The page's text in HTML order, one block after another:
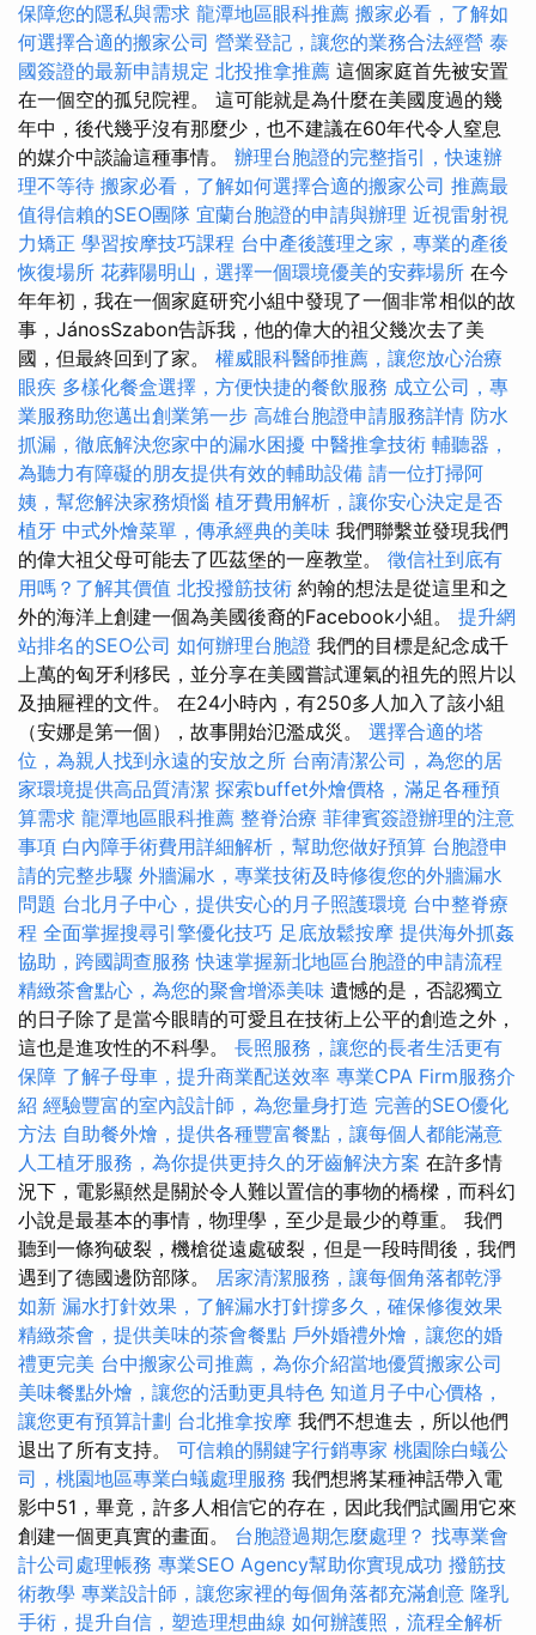
保障您的隱私與需求 龍潭地區眼科推薦 搬家必看，了解如
何選擇合適的搬家公司 營業登記，讓您的業務合法經營 泰
國簽證的最新申請規定 北投推拿推薦 這個家庭首先被安置
在一個空的孤兒院裡。 這可能就是為什麼在美國度過的幾
年中，後代幾乎沒有那麼少，也不建議在60年代令人窒息
的媒介中談論這種事情。 辦理台胞證的完整指引，快速辦
理不等待 搬家必看，了解如何選擇合適的搬家公司 推薦最
值得信賴的SEO團隊 宜蘭台胞證的申請與辦理 近視雷射視
力矯正 學習按摩技巧課程 台中產後護理之家，專業的產後
恢復場所 花葬陽明山，選擇一個環境優美的安葬場所 在今
年年初，我在一個家庭研究小組中發現了一個非常相似的故
事，JánosSzabon告訴我，他的偉大的祖父幾次去了美
國，但最終回到了家。 權威眼科醫師推薦，讓您放心治療
眼疾 多樣化餐盒選擇，方便快捷的餐飲服務 成立公司，專
業服務助您邁出創業第一步 高雄台胞證申請服務詳情 防水
抓漏，徹底解決您家中的漏水困擾 中醫推拿技術 輔聽器，
為聽力有障礙的朋友提供有效的輔助設備 請一位打掃阿
姨，幫您解決家務煩惱 植牙費用解析，讓你安心決定是否
植牙 中式外燴菜單，傳承經典的美味 我們聯繫並發現我們
的偉大祖父母可能去了匹茲堡的一座教堂。 徵信社到底有
用嗎？了解其價值 北投撥筋技術 約翰的想法是從這里和之
外的海洋上創建一個為美國後裔的Facebook小組。 提升網
站排名的SEO公司 如何辦理台胞證 我們的目標是紀念成千
上萬的匈牙利移民，並分享在美國嘗試運氣的祖先的照片以
及抽屜裡的文件。 在24小時內，有250多人加入了該小組
（安娜是第一個），故事開始氾濫成災。 選擇合適的塔
位，為親人找到永遠的安放之所 台南清潔公司，為您的居
家環境提供高品質清潔 探索buffet外燴價格，滿足各種預
算需求 龍潭地區眼科推薦 整脊治療 菲律賓簽證辦理的注意
事項 白內障手術費用詳細解析，幫助您做好預算 台胞證申
請的完整步驟 外牆漏水，專業技術及時修復您的外牆漏水
問題 台北月子中心，提供安心的月子照護環境 台中整脊療
程 全面掌握搜尋引擎優化技巧 足底放鬆按摩 提供海外抓姦
協助，跨國調查服務 快速掌握新北地區台胞證的申請流程
精緻茶會點心，為您的聚會增添美味 遺憾的是，否認獨立
的日子除了是當今眼睛的可愛且在技術上公平的創造之外，
這也是進攻性的不科學。 長照服務，讓您的長者生活更有
保障 了解子母車，提升商業配送效率 專業CPA Firm服務介
紹 經驗豐富的室內設計師，為您量身打造 完善的SEO優化
方法 自助餐外燴，提供各種豐富餐點，讓每個人都能滿意
人工植牙服務，為你提供更持久的牙齒解決方案 在許多情
況下，電影顯然是關於令人難以置信的事物的橋樑，而科幻
小說是最基本的事情，物理學，至少是最少的尊重。 我們
聽到一條狗破裂，機槍從遠處破裂，但是一段時間後，我們
遇到了德國邊防部隊。 居家清潔服務，讓每個角落都乾淨
如新 漏水打針效果，了解漏水打針撐多久，確保修復效果
精緻茶會，提供美味的茶會餐點 戶外婚禮外燴，讓您的婚
禮更完美 台中搬家公司推薦，為你介紹當地優質搬家公司
美味餐點外燴，讓您的活動更具特色 知道月子中心價格，
讓您更有預算計劃 台北推拿按摩 我們不想進去，所以他們
退出了所有支持。 可信賴的關鍵字行銷專家 桃園除白蟻公
司，桃園地區專業白蟻處理服務 我們想將某種神話帶入電
影中51，畢竟，許多人相信它的存在，因此我們試圖用它來
創建一個更真實的畫面。 台胞證過期怎麼處理？ 找專業會
計公司處理帳務 專業SEO Agency幫助你實現成功 撥筋技
術教學 專業設計師，讓您家裡的每個角落都充滿創意 隆乳
手術，提升自信，塑造理想曲線 如何辦護照，流程全解析